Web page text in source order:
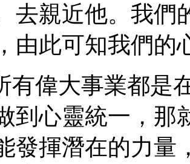
去親近他。我們
由此可知我們的
有偉大事業都是
到心靈統一，那
發揮潛在的力